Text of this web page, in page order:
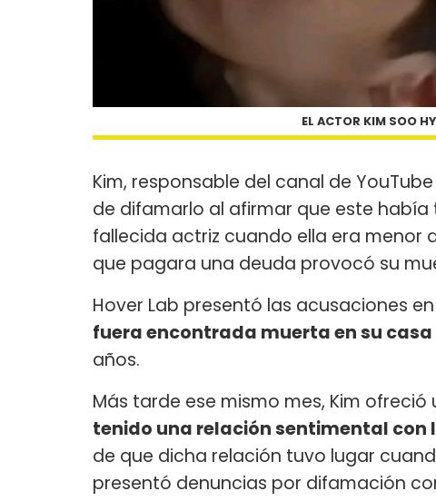
EL ACTOR KIM SOO
Kim, responsable del canal de YouTube
de difamarlo al afirmar que este
fallecida actriz cuando ella era menor
que pagara una deuda provocó su
Hover Lab presentó las acusaciones
fuera encontrada muerta en su casa
años.
Más tarde ese mismo mes, Kim
tenido una relación sentimental con
de que dicha relación tuvo lugar
presentó denuncias por difamación